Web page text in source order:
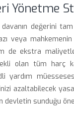
Yönetme
değerini
veya
de ekstra
olan tüm harç
azaltabilecek
devletin sunduğu